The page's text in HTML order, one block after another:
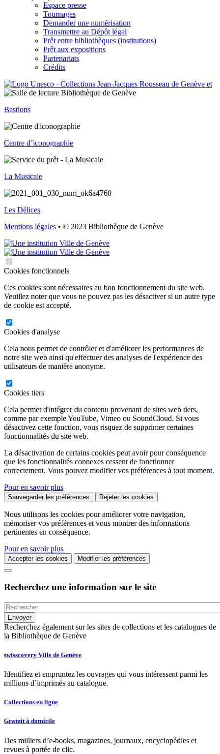
Espace presse
Tournages
Demander une numérisation
Transmettre au Dépôt légal
Prêt entre bibliothèques (institutions)
Prêt aux expositions
Partenariats
Crédits
Bastions
Centre d’iconographie
La Musicale
Les Délices
Mentions légales • © 2023 Bibliothèque de Genève
Cookies fonctionnels
Ces cookies sont nécessaires au bon fonctionnement du site web.
Veuillez noter que vous ne pouvez pas les désactiver si un autre type
de cookie est accepté.
Cookies d'analyse
Cela nous permet de contrôler et d'améliorer les performances de
notre site web ainsi qu'effectuer des analyses de l'expérience des
utilisateurs de manière anonyme.
Cookies tiers
Cela permet d'intégrer du contenu provenant de sites web tiers,
comme par exemple YouTube, Vimeo ou SoundCloud. Si vous
désactivez cette fonction, vous risquez de supprimer certaines
fonctionnalités du site web.
La désactivation de certains cookies peut avoir pour conséquence
que les fonctionnalités connexes cessent de fonctionner
correctement. Vous pouvez modifier vos préférences à tout moment.
Pour en savoir plus
Sauvegarder les préférences Rejeter les cookies
Nous utilisons les cookies pour améliorer votre navigation,
mémoriser vos préférences et vous montrer des informations
pertinentes en conséquence.
Pour en savoir plus
Accepter les cookies Modifier les préférences
Recherchez une information sur le site
Recherchez également sur les sites de collections et les catalogues de
la Bibliothèque de Genève
swisscovery Ville de Genève
Identifiez et empruntez les ouvrages qui vous intéressent parmi les
millions d’imprimés au catalogue.
Collections en ligne
Gratuit à domicile
Des milliers d’e-books, magazines, journaux, encyclopédies et
revues à portée de clic.